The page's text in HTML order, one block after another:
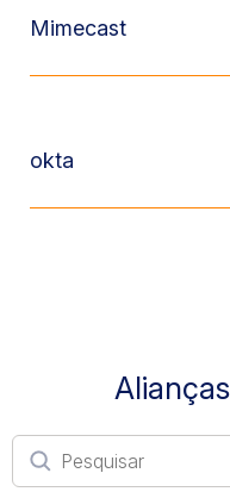
Mimecast
okta